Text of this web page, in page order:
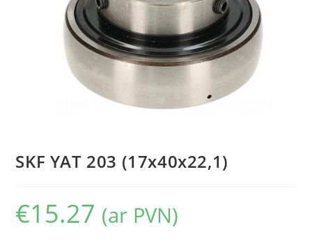
SKF YAT 203 (17x40x22,1)
€15.27 (ar PVN)